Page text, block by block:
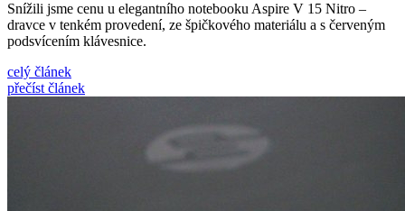
Snížili jsme cenu u elegantního notebooku Aspire V 15 Nitro –
dravce v tenkém provedení, ze špičkového materiálu a s červeným
podsvícením klávesnice.
celý článek
přečíst článek